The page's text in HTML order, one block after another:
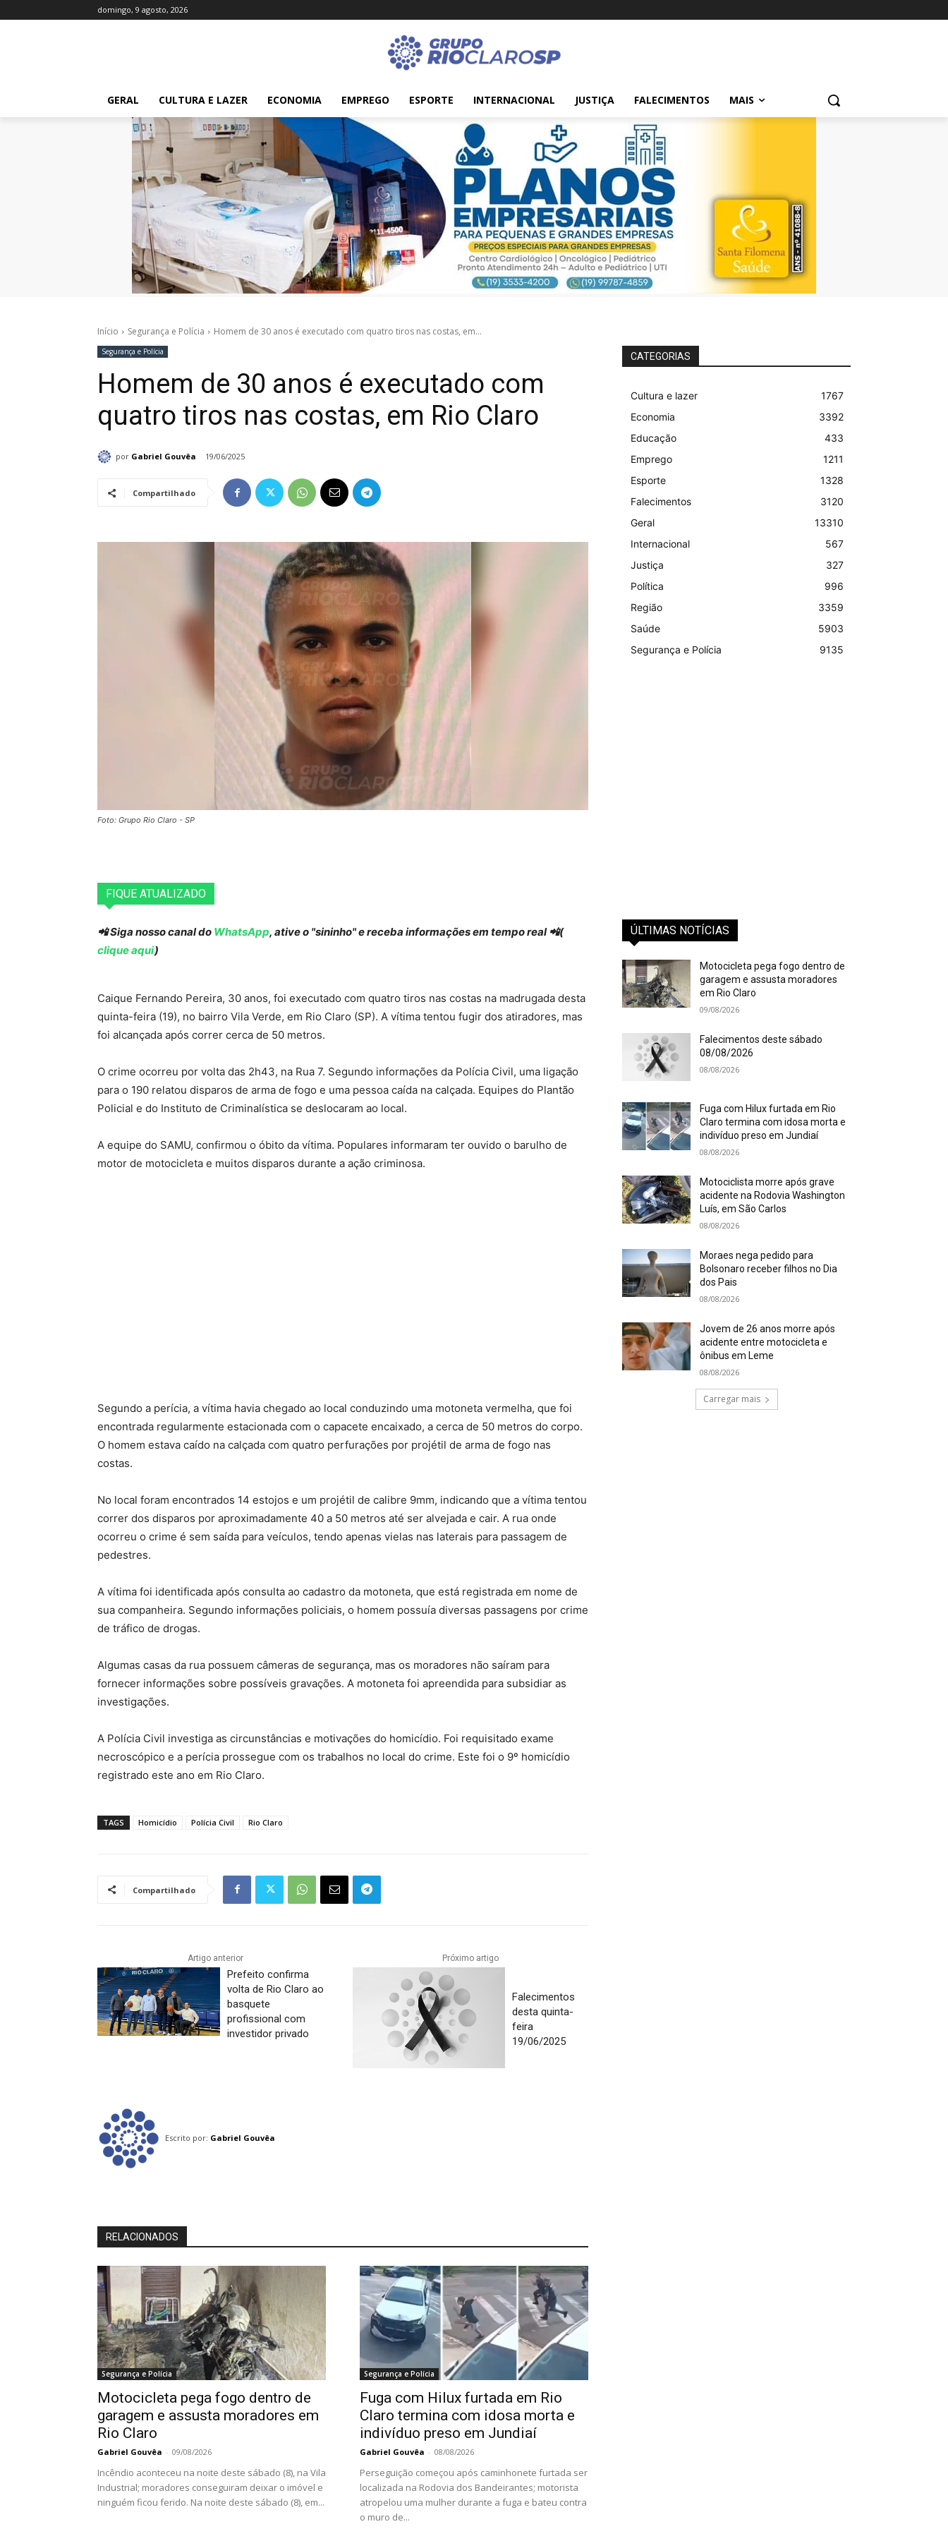
domingo, 9 agosto, 2026
GERAL CULTURA E LAZER ECONOMIA EMPREGO ESPORTE INTERNACIONAL JUSTIÇA FALECIMENTOS MAIS
Início Segurança e Polícia Homem de 30 anos é executado com quatro tiros nas costas, em...
Segurança e Polícia
Homem de 30 anos é executado com
quatro tiros nas costas, em Rio Claro
por Gabriel Gouvêa 19/06/2025
Compartilhado
Foto: Grupo Rio Claro - SP
FIQUE ATUALIZADO
📲 Siga nosso canal do WhatsApp, ative o "sininho" e receba informações em tempo real 📲(
clique aqui)
Caique Fernando Pereira, 30 anos, foi executado com quatro tiros nas costas na madrugada desta
quinta-feira (19), no bairro Vila Verde, em Rio Claro (SP). A vítima tentou fugir dos atiradores, mas
foi alcançada após correr cerca de 50 metros.
O crime ocorreu por volta das 2h43, na Rua 7. Segundo informações da Polícia Civil, uma ligação
para o 190 relatou disparos de arma de fogo e uma pessoa caída na calçada. Equipes do Plantão
Policial e do Instituto de Criminalística se deslocaram ao local.
A equipe do SAMU, confirmou o óbito da vítima. Populares informaram ter ouvido o barulho de
motor de motocicleta e muitos disparos durante a ação criminosa.
Segundo a perícia, a vítima havia chegado ao local conduzindo uma motoneta vermelha, que foi
encontrada regularmente estacionada com o capacete encaixado, a cerca de 50 metros do corpo.
O homem estava caído na calçada com quatro perfurações por projétil de arma de fogo nas
costas.
No local foram encontrados 14 estojos e um projétil de calibre 9mm, indicando que a vítima tentou
correr dos disparos por aproximadamente 40 a 50 metros até ser alvejada e cair. A rua onde
ocorreu o crime é sem saída para veículos, tendo apenas vielas nas laterais para passagem de
pedestres.
A vítima foi identificada após consulta ao cadastro da motoneta, que está registrada em nome de
sua companheira. Segundo informações policiais, o homem possuía diversas passagens por crime
de tráfico de drogas.
Algumas casas da rua possuem câmeras de segurança, mas os moradores não saíram para
fornecer informações sobre possíveis gravações. A motoneta foi apreendida para subsidiar as
investigações.
A Polícia Civil investiga as circunstâncias e motivações do homicídio. Foi requisitado exame
necroscópico e a perícia prossegue com os trabalhos no local do crime. Este foi o 9º homicídio
registrado este ano em Rio Claro.
TAGS Homicídio Polícia Civil Rio Claro
Compartilhado
Artigo anterior
Prefeito confirma
volta de Rio Claro ao
basquete
profissional com
investidor privado
Próximo artigo
Falecimentos
desta quinta-
feira
19/06/2025
Escrito por: Gabriel Gouvêa
RELACIONADOS
Segurança e Polícia
Motocicleta pega fogo dentro de
garagem e assusta moradores em
Rio Claro
Gabriel Gouvêa - 09/08/2026
Incêndio aconteceu na noite deste sábado (8), na Vila
Industrial; moradores conseguiram deixar o imóvel e
ninguém ficou ferido. Na noite deste sábado (8), em...
Segurança e Polícia
Fuga com Hilux furtada em Rio
Claro termina com idosa morta e
indivíduo preso em Jundiaí
Gabriel Gouvêa - 08/08/2026
Perseguição começou após caminhonete furtada ser
localizada na Rodovia dos Bandeirantes; motorista
atropelou uma mulher durante a fuga e bateu contra
o muro de...
CATEGORIAS
Cultura e lazer
1767
Economia
3392
Educação
433
Emprego
1211
Esporte
1328
Falecimentos
3120
Geral
13310
Internacional
567
Justiça
327
Política
996
Região
3359
Saúde
5903
Segurança e Polícia
9135
ÚLTIMAS NOTÍCIAS
Motocicleta pega fogo dentro de
garagem e assusta moradores
em Rio Claro
09/08/2026
Falecimentos deste sábado
08/08/2026
08/08/2026
Fuga com Hilux furtada em Rio
Claro termina com idosa morta e
indivíduo preso em Jundiaí
08/08/2026
Motociclista morre após grave
acidente na Rodovia Washington
Luís, em São Carlos
08/08/2026
Moraes nega pedido para
Bolsonaro receber filhos no Dia
dos Pais
08/08/2026
Jovem de 26 anos morre após
acidente entre motocicleta e
ônibus em Leme
08/08/2026
Carregar mais